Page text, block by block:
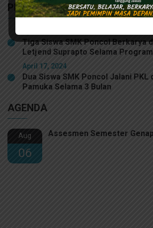
PENGUMUMAN
Tiga Siswa SMK Poncol Berkarya
Letjend Suprapto Selama
April 17, 2024
Dua Siswa SMK Poncol Jalani PKL
Pamuka Selama 3 Bulan
AGENDA
Aug
06
Assesmen Semester